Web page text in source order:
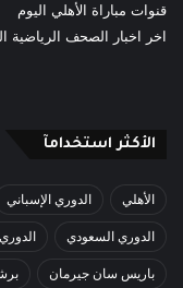
قنوات مباراة الأهلي اليوم
اخر اخبار الصحف الرياضية
الأكثر استخدامآ
الأهلي الدوري الإسباني
الدوري السعودي
باريس سان جيرمان